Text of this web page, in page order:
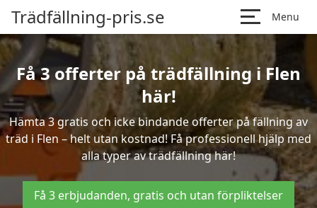
Trädfällning-pris.se Menu
Få 3 offerter på trädfällning i Flen
här!
Hämta 3 gratis och icke bindande offerter på fällning av
träd i Flen – helt utan kostnad! Få professionell hjälp med
alla typer av trädfällning här!
Få 3 erbjudanden, gratis och utan förpliktelser